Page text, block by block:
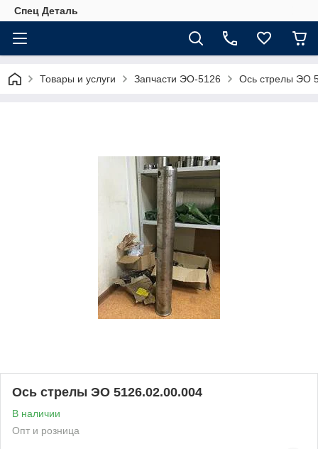
Спец Деталь
Товары и услуги Запчасти ЭО-5126 Ось стрелы ЭО
Ось стрелы ЭО 5126.02.00.004
В наличии
Опт и розница